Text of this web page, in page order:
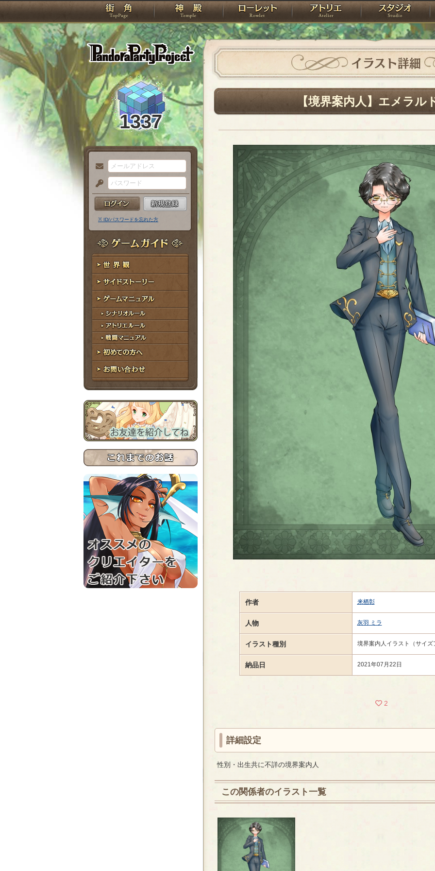
PandoraPartyProject
TOP 神殿 ローレット アトリエ
1337
メ
ー
ル
ア
ド
レ
ス
パ
ス
ー
ド
※ ID/パスワードを忘れた方
ゲームガイド
世界観
サイドストーリー
ゲームマニュアル
シナリオルール
アトリエルール
戦闘マニュアル
初めての方へ
お問い合わせ
イラスト詳細
【境界案内人】エメラル
作者 来栖彰
人物 灰羽 ミラ
イラスト種別 境界案内人イラスト（サイズ
納品日 2021年07月22日
2
詳細設定
性別・出生共に不詳の境界案内人
この関係者のイラスト一覧